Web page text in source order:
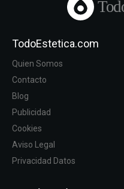
TodoEstetica.com
Quien Somos
Contacto
Blog
Publicidad
Cookies
Aviso Legal
Privacidad Datos